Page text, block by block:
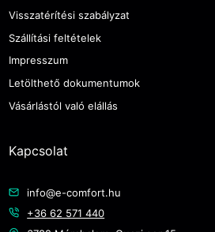
Visszatérítési szabályzat
Szállítási feltételek
Impresszum
Letölthető dokumentumok
Vásárlástól való elállás
Kapcsolat
info@e-comfort.hu
+36 62 571 440